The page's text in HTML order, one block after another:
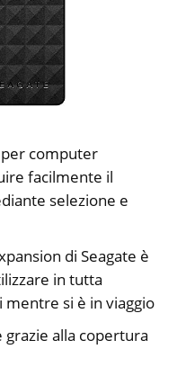
computer
facilmente il
selezione e
di Seagate è
in tutta
mentre si è in viaggio
alla copertura